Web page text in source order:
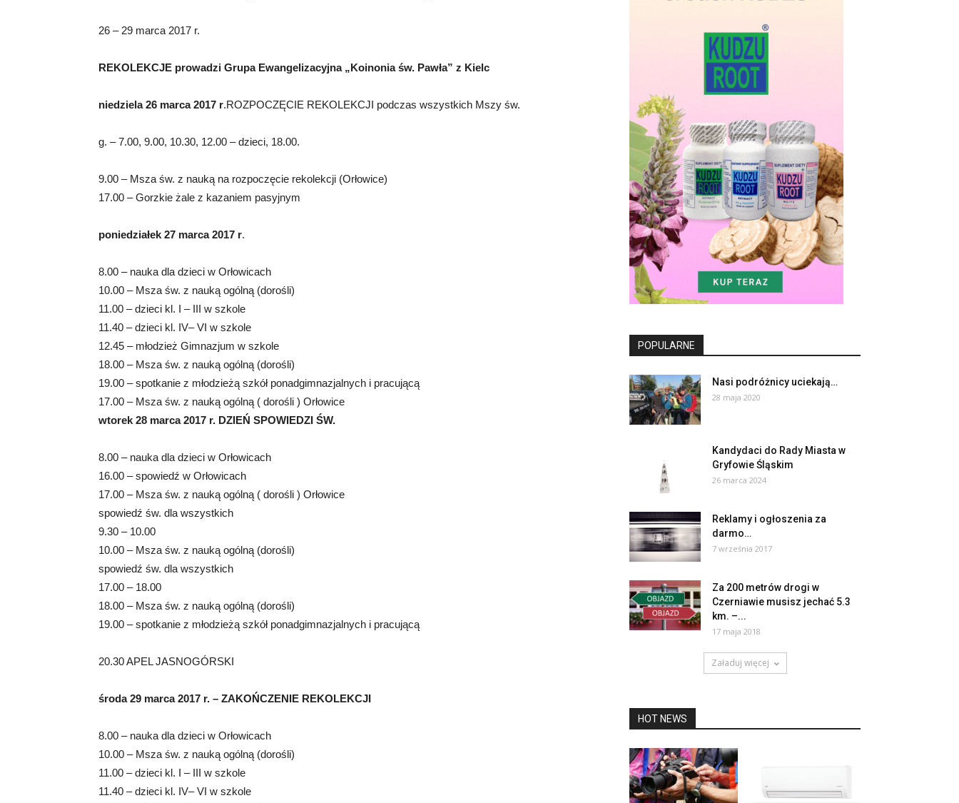
26 – 29 marca 2017 r.
REKOLEKCJE prowadzi Grupa Ewangelizacyjna „Koinonia św. Pawła” z Kielc
niedziela 26 marca 2017 r.ROZPOCZĘCIE REKOLEKCJI podczas wszystkich Mszy św.
g. – 7.00, 9.00, 10.30, 12.00 – dzieci, 18.00.
9.00 – Msza św. z nauką na rozpoczęcie rekolekcji (Orłowice)
17.00 – Gorzkie żale z kazaniem pasyjnym
poniedziałek 27 marca 2017 r.
8.00 – nauka dla dzieci w Orłowicach
10.00 – Msza św. z nauką ogólną (dorośli)
11.00 – dzieci kl. I – III w szkole
11.40 – dzieci kl. IV– VI w szkole
12.45 – młodzież Gimnazjum w szkole
18.00 – Msza św. z nauką ogólną (dorośli)
19.00 – spotkanie z młodzieżą szkół ponadgimnazjalnych i pracującą
17.00 – Msza św. z nauką ogólną ( dorośli ) Orłowice
wtorek 28 marca 2017 r. DZIEŃ SPOWIEDZI ŚW.
8.00 – nauka dla dzieci w Orłowicach
16.00 – spowiedź w Orłowicach
17.00 – Msza św. z nauką ogólną ( dorośli ) Orłowice
spowiedź św. dla wszystkich
9.30 – 10.00
10.00 – Msza św. z nauką ogólną (dorośli)
spowiedź św. dla wszystkich
17.00 – 18.00
18.00 – Msza św. z nauką ogólną (dorośli)
19.00 – spotkanie z młodzieżą szkół ponadgimnazjalnych i pracującą
20.30 APEL JASNOGÓRSKI
środa 29 marca 2017 r. – ZAKOŃCZENIE REKOLEKCJI
8.00 – nauka dla dzieci w Orłowicach
10.00 – Msza św. z nauką ogólną (dorośli)
11.00 – dzieci kl. I – III w szkole
11.40 – dzieci kl. IV– VI w szkole
POPULARNE
Nasi podróżnicy uciekają…
28 maja 2020
Kandydaci do Rady Miasta w
Gryfowie Śląskim
26 marca 2024
Reklamy i ogłoszenia za
darmo…
7 września 2017
Za 200 metrów drogi w
Czerniawie musisz jechać 5.3
km. –...
17 maja 2018
Załaduj więcej
HOT NEWS